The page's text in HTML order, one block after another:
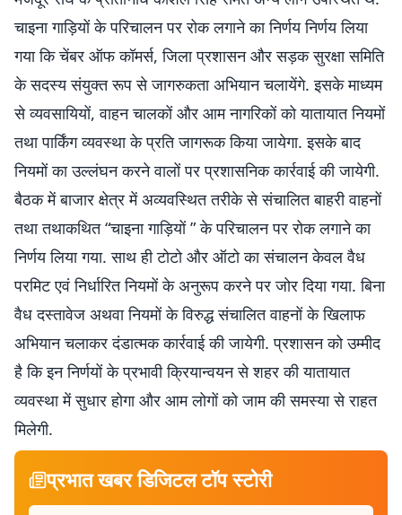
चाइना गाड़ियों के परिचालन पर रोक लगाने का निर्णय निर्णय लिया
गया कि चेंबर ऑफ कॉमर्स, जिला प्रशासन और सड़क सुरक्षा समिति
के सदस्य संयुक्त रूप से जागरुकता अभियान चलायेंगे. इसके माध्यम
से व्यवसायियों, वाहन चालकों और आम नागरिकों को यातायात नियमों
तथा पार्किंग व्यवस्था के प्रति जागरूक किया जायेगा. इसके बाद
नियमों का उल्लंघन करने वालों पर प्रशासनिक कार्रवाई की जायेगी.
बैठक में बाजार क्षेत्र में अव्यवस्थित तरीके से संचालित बाहरी वाहनों
तथा तथाकथित “चाइना गाड़ियों ” के परिचालन पर रोक लगाने का
निर्णय लिया गया. साथ ही टोटो और ऑटो का संचालन केवल वैध
परमिट एवं निर्धारित नियमों के अनुरूप करने पर जोर दिया गया. बिना
वैध दस्तावेज अथवा नियमों के विरुद्ध संचालित वाहनों के खिलाफ
अभियान चलाकर दंडात्मक कार्रवाई की जायेगी. प्रशासन को उम्मीद
है कि इन निर्णयों के प्रभावी क्रियान्वयन से शहर की यातायात
व्यवस्था में सुधार होगा और आम लोगों को जाम की समस्या से राहत
मिलेगी.
प्रभात खबर डिजिटल टॉप स्टोरी